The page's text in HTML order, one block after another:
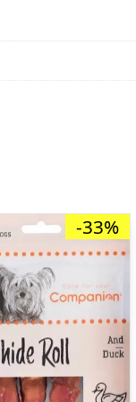
-33%